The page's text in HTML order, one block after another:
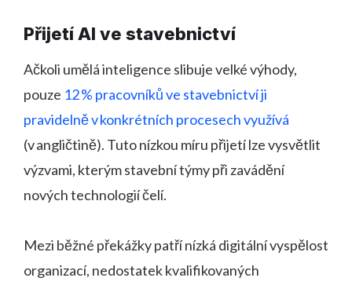
Přijetí AI ve stavebnictví
Ačkoli umělá inteligence slibuje velké výhody,
pouze 12 % pracovníků ve stavebnictví ji
pravidelně v konkrétních procesech využívá
(v angličtině). Tuto nízkou míru přijetí lze vysvětlit
výzvami, kterým stavební týmy při zavádění
nových technologií čelí.
Mezi běžné překážky patří nízká digitální vyspělost
organizací, nedostatek kvalifikovaných